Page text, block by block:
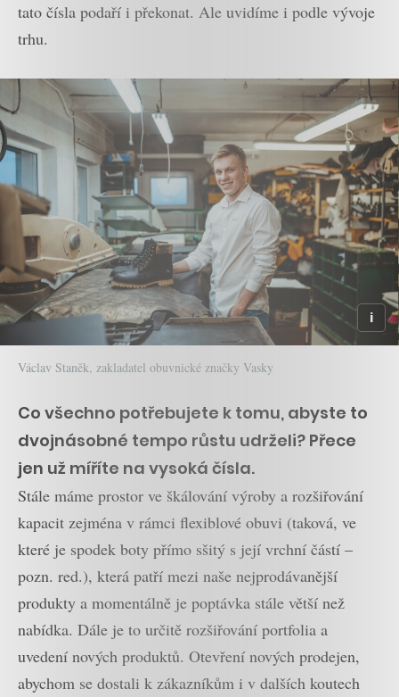
tato čísla podaří i překonat. Ale uvidíme i podle vývoje
trhu.
Václav Staněk, zakladatel obuvnické značky Vasky
Co všechno potřebujete k tomu, abyste to
dvojnásobné tempo růstu udrželi? Přece
jen už míříte na vysoká čísla.
Stále máme prostor ve škálování výroby a rozšiřování
kapacit zejména v rámci flexiblové obuvi (taková, ve
které je spodek boty přímo sšitý s její vrchní částí –
pozn. red.), která patří mezi naše nejprodávanější
produkty a momentálně je poptávka stále větší než
nabídka. Dále je to určitě rozšiřování portfolia a
uvedení nových produktů. Otevření nových prodejen,
abychom se dostali k zákazníkům i v dalších koutech